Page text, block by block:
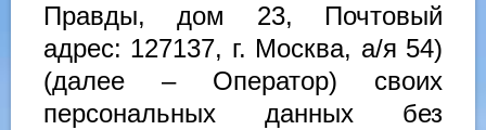
Правды, дом 23, Почтовый
адрес: 127137, г. Москва, а/я 54)
(далее – Оператор) своих
персональных данных без